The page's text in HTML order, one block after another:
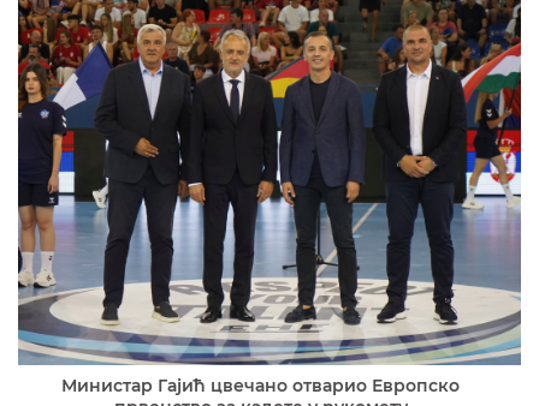
Министар Гајић цвечано отварио Европско